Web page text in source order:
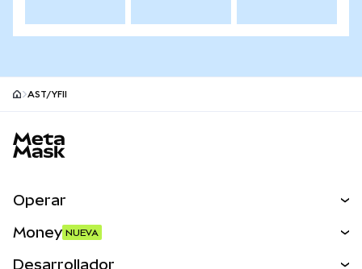
AST/YFII
Operar
Money NUEVA
Desarrollador